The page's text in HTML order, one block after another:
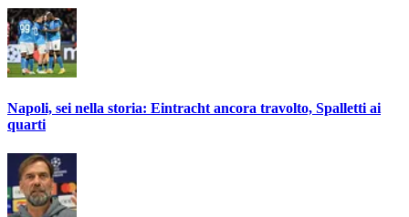
Napoli, sei nella storia: Eintracht ancora travolto, Spalletti ai
quarti